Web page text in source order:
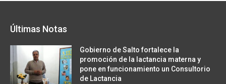
Últimas Notas
Gobierno de Salto fortalece la
promoción de la lactancia materna y
pone en funcionamiento un Consultorio
de Lactancia